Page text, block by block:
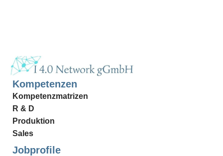
Kompetenzen
Kompetenzmatrizen
R & D
Produktion
Sales
Jobprofile